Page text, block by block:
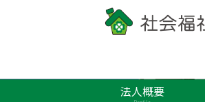
法人概要